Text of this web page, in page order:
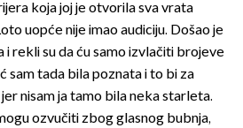
koja joj je otvorila sva vrata
uopće nije imao audiciju. Došao je
rekli su da ću samo izvlačiti brojeve
sam tada bila poznata i to bi za
nisam ja tamo bila neka starleta.
ozvučiti zbog glasnog bubnja,